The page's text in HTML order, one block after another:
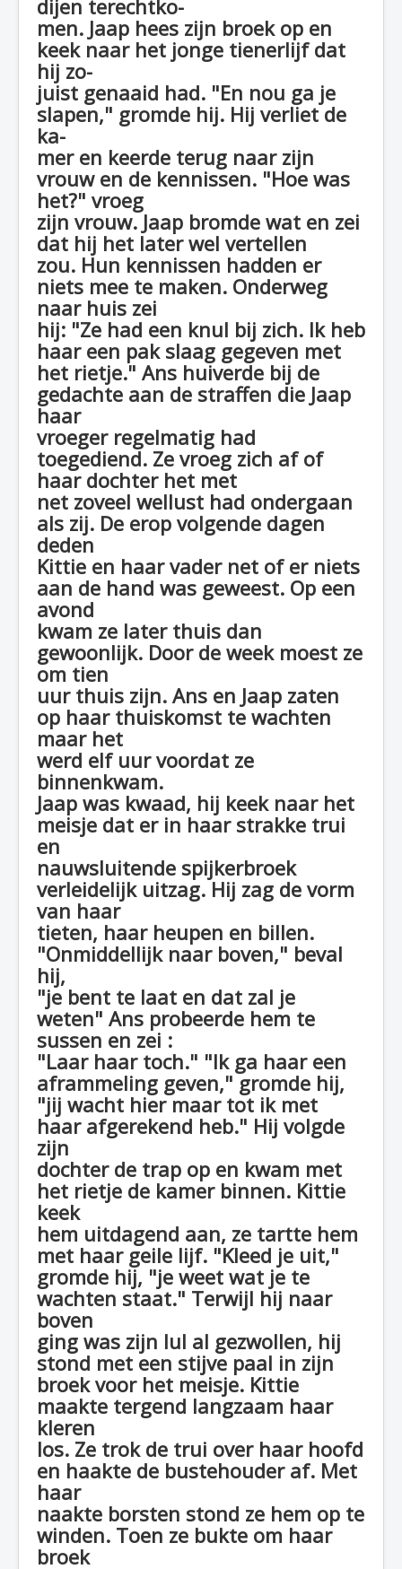
dijen terechtko-
men. Jaap hees zijn broek op en
keek naar het jonge tienerlijf dat
hij zo-
juist genaaid had. "En nou ga je
slapen," gromde hij. Hij verliet de
ka-
mer en keerde terug naar zijn
vrouw en de kennissen. "Hoe was
het?" vroeg
zijn vrouw. Jaap bromde wat en zei
dat hij het later wel vertellen
zou. Hun kennissen hadden er
niets mee te maken. Onderweg
naar huis zei
hij: "Ze had een knul bij zich. Ik heb
haar een pak slaag gegeven met
het rietje." Ans huiverde bij de
gedachte aan de straffen die Jaap
haar
vroeger regelmatig had
toegediend. Ze vroeg zich af of
haar dochter het met
net zoveel wellust had ondergaan
als zij. De erop volgende dagen
deden
Kittie en haar vader net of er niets
aan de hand was geweest. Op een
avond
kwam ze later thuis dan
gewoonlijk. Door de week moest ze
om tien
uur thuis zijn. Ans en Jaap zaten
op haar thuiskomst te wachten
maar het
werd elf uur voordat ze
binnenkwam.
Jaap was kwaad, hij keek naar het
meisje dat er in haar strakke trui
en
nauwsluitende spijkerbroek
verleidelijk uitzag. Hij zag de vorm
van haar
tieten, haar heupen en billen.
"Onmiddellijk naar boven," beval
hij,
"je bent te laat en dat zal je
weten" Ans probeerde hem te
sussen en zei :
"Laar haar toch." "Ik ga haar een
aframmeling geven," gromde hij,
"jij wacht hier maar tot ik met
haar afgerekend heb." Hij volgde
zijn
dochter de trap op en kwam met
het rietje de kamer binnen. Kittie
keek
hem uitdagend aan, ze tartte hem
met haar geile lijf. "Kleed je uit,"
gromde hij, "je weet wat je te
wachten staat." Terwijl hij naar
boven
ging was zijn lul al gezwollen, hij
stond met een stijve paal in zijn
broek voor het meisje. Kittie
maakte tergend langzaam haar
kleren
los. Ze trok de trui over haar hoofd
en haakte de bustehouder af. Met
haar
naakte borsten stond ze hem op te
winden. Toen ze bukte om haar
broek